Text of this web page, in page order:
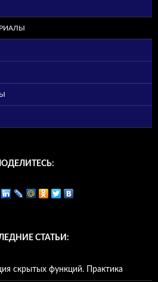
СТАТЬИ:
скрытых функций. Практика